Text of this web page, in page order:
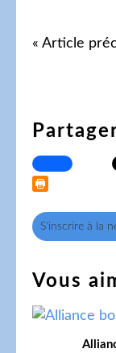
« Article
S'inscrire à la
Vous